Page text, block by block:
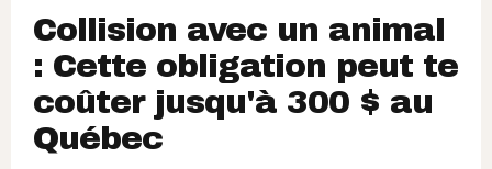
Collision avec un animal
: Cette obligation peut te
coûter jusqu'à 300 $ au
Québec